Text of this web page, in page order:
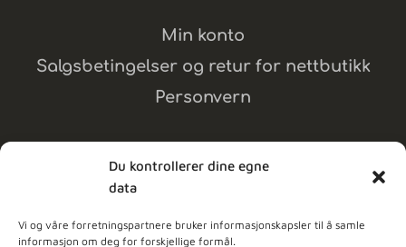
Du kontrollerer dine egne
data
Vi og våre forretningspartnere bruker informasjonskapsler til å samle
informasjon om deg for forskjellige formål.
Min konto
Salgsbetingelser og retur for nettbutikk
Personvern